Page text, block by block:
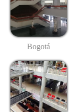
Bogotá